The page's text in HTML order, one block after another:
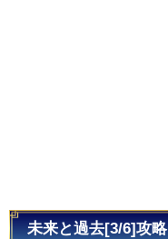
未来と過去[3/6]攻略